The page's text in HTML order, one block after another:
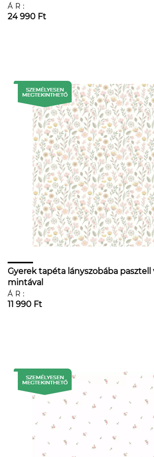
ÁR:
24 990 Ft
Gyerek tapéta lányszobába pasztell
mintával
ÁR:
11 990 Ft